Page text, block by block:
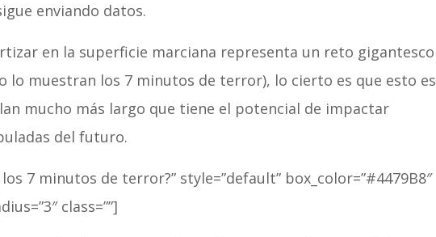
enviando datos.
en la superficie marciana representa un reto gigantesco
lo muestran los 7 minutos de terror), lo cierto es que esto es
mucho más largo que tiene el potencial de impactar
del futuro.
7 minutos de terror?” style=”default” box_color=”#4479B8″
class=””]